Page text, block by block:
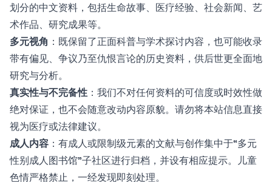
划分的中文资料，包括生命故事、医疗经验、社会新闻、艺
术作品、研究成果等。
多元视角 ：既保留了正面科普与学术探讨内容，也可能收录
带有偏见、争议乃至仇恨言论的历史资料，供后世更全面地
研究与分析。
真实性与不完备性 ：我们不对任何资料的可信度或时效性做
绝对保证，也不会随意改动内容原貌。请勿将本站信息直接
视为医疗或法律建议。
成人内容 ：有成人或限制级元素的文献与创作集中于“多元
性别成人图书馆”子社区进行归档，并设有相应提示。儿童
色情严格禁止，一经发现即刻处理。